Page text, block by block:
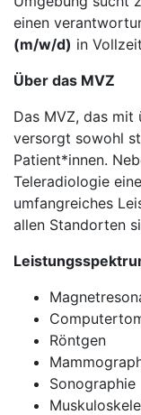
einen
(m/w/d) in
Über das MVZ
Das MVZ, das
versorgt sowohl
Patient*innen.
Teleradiologie
umfangreiches
allen Standorten
Röntgen
Sonographie